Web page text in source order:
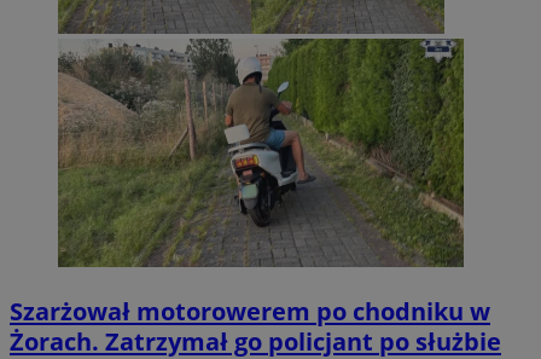
Szarżował motorowerem po chodniku w
Żorach. Zatrzymał go policjant po służbie